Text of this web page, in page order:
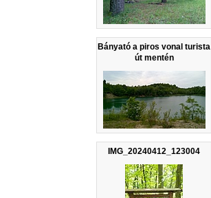
Bányató a piros vonal turista
út mentén
IMG_20240412_123004